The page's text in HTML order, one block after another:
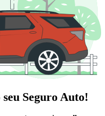
Seguro Auto!